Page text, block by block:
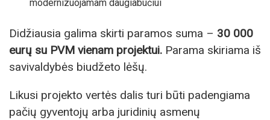
modernizuojamam daugiabučiui
Didžiausia galima skirti paramos suma – 30 000
eurų su PVM vienam projektui. Parama skiriama iš
savivaldybės biudžeto lėšų.
Likusi projekto vertės dalis turi būti padengiama
pačių gyventojų arba juridinių asmenų